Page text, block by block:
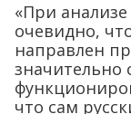
«При анализе
очевидно,
направлен
значительно
что сам